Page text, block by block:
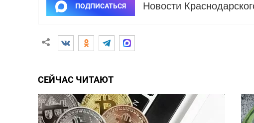
ПОДПИСАТЬСЯ Новости
СЕЙЧАС ЧИТАЮТ